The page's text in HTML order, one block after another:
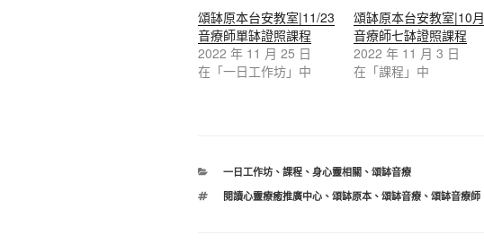
頌缽原本台安教室|11/23
音療師單缽證照課程
2022 年 11 月 25 日
在「一日工作坊」中
頌缽原本台安教室|10月
音療師七缽證照課程
2022 年 11 月 3 日
在「課程」中
分
一日工作坊、 課程、 身心靈相關 、 頌缽音療
標
閱讀心靈療癒推廣中心、 頌缽原本、 頌缽音療、 頌缽音療師